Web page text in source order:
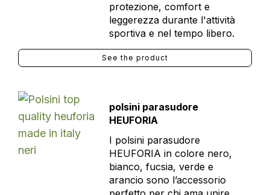
protezione, comfort e
leggerezza durante l'attività
sportiva e nel tempo libero.
See the product
polsini parasudore
HEUFORIA
I polsini parasudore
HEUFORIA in colore nero,
bianco, fucsia, verde e
arancio sono l’accessorio